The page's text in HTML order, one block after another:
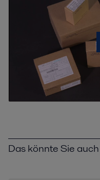
Das könnte Sie